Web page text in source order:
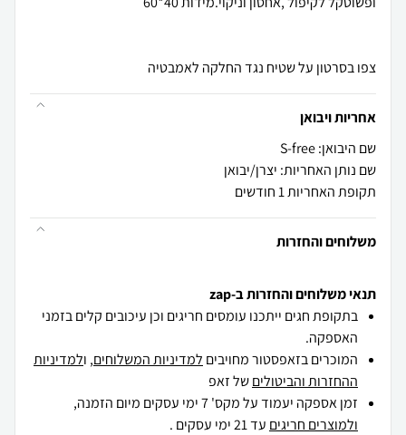
צפו בסרטון על שטיח נגד החלקה לאמבטיה
אחריות ויבואן
שם היבואן: S-free
שם נותן האחריות: יצרן/יבואן
תקופת האחריות 1 חודשים
משלוחים והחזרות
תנאי משלוחים והחזרות ב-zap
בתקופת חגים ייתכנו עומסים חריגים וכן עיכובים קלים בזמני
האספקה.
המוכרים בזאפסטור מחויבים למדיניות המשלוחים, ולמדיניות
ההחזרות והביטוליםשל זאפ
זמן אספקה יעמוד על מקס' 7 ימי עסקים מיום הזמנה,
ולמוצרים חריגים עד 21 ימי עסקים .